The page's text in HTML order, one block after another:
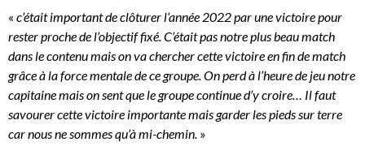
« c’était important de clôturer l’année 2022 par une victoire pour
rester proche de l’objectif fixé. C’était pas notre plus beau match
dans le contenu mais on va chercher cette victoire en fin de match
grâce à la force mentale de ce groupe. On perd à l’heure de jeu notre
capitaine mais on sent que le groupe continue d’y croire… Il faut
savourer cette victoire importante mais garder les pieds sur terre
car nous ne sommes qu’à mi-chemin. »